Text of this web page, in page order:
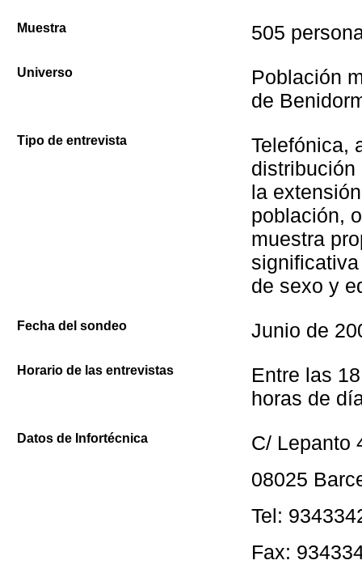
Muestra 505
Universo
Población
de
Tipo de entrevista
Telefónica,
distribución
la
población,
muestra
de sexo y
Fecha del sondeo Junio de
Horario de las entrevistas
Entre las
horas de
Datos de Infortécnica
C/ Lepanto
08025
Tel:
Fax: